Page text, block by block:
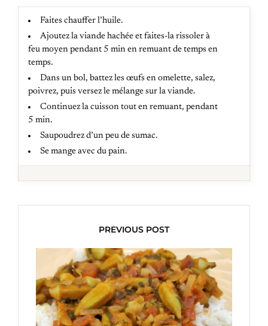
Faites chauffer l’huile.
Ajoutez la viande hachée et faites-la rissoler à
feu moyen pendant 5 min en remuant de temps en
temps.
Dans un bol, battez les œufs en omelette, salez,
poivrez, puis versez le mélange sur la viande.
Continuez la cuisson tout en remuant, pendant
5 min.
Saupoudrez d’un peu de sumac.
Se mange avec du pain.
PREVIOUS POST